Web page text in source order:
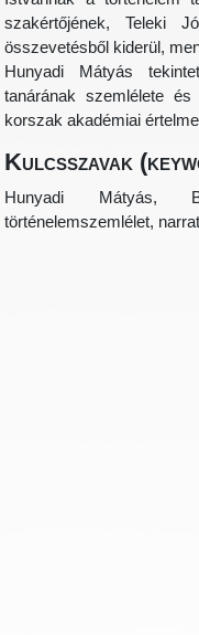
szakértőjének, Teleki
összevetésből kiderül,
Hunyadi Mátyás
tanárának szemlélete
korszak akadémiai
Kulcsszavak
Hunyadi Mátyás,
történelemszemlélet,